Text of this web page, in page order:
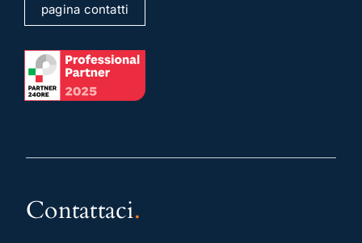
pagina contatti
Contattaci.